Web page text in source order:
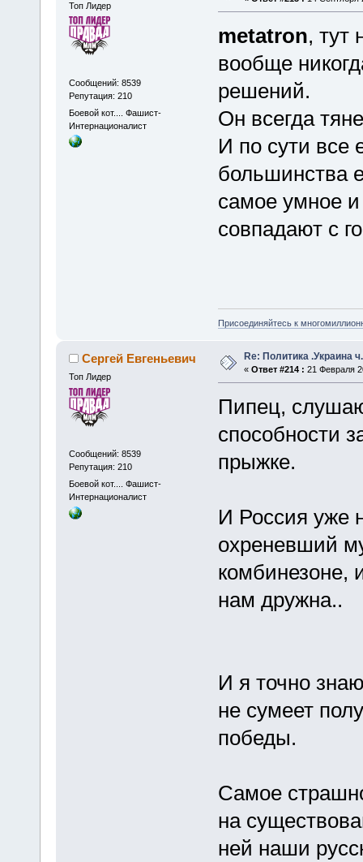
Топ Лидер
Сообщений: 8539
Репутация: 210
Боевой кот.... Фашист-
Интернационалист
metatron, тут
вообще
решений.
Он всегда
И по сути все
большинства
самое умное и
совпадают с
Присоединяйтесь к
Сергей Евгеньевич
Топ Лидер
Сообщений: 8539
Репутация: 210
Боевой кот.... Фашист-
Интернационалист
Re: Политика .Украина
« Ответ #214 : 21 Февраля
Пипец,
способности
прыжке.
И Россия уже
охреневший
комбинезоне,
нам дружна..
И я точно
не сумеет
победы.
Самое
на
ней наши